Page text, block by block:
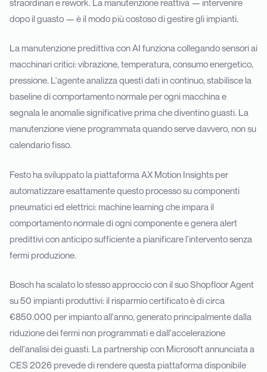
straordinari e rework. La manutenzione reattiva — intervenire
dopo il guasto — è il modo più costoso di gestire gli impianti.
La manutenzione predittiva con AI funziona collegando sensori ai
macchinari critici: vibrazione, temperatura, consumo energetico,
pressione. L'agente analizza questi dati in continuo, stabilisce la
baseline di comportamento normale per ogni macchina e
segnala le anomalie significative prima che diventino guasti. La
manutenzione viene programmata quando serve davvero, non su
calendario fisso.
Festo ha sviluppato la piattaforma AX Motion Insights per
automatizzare esattamente questo processo su componenti
pneumatici ed elettrici: machine learning che impara il
comportamento normale di ogni componente e genera alert
predittivi con anticipo sufficiente a pianificare l'intervento senza
fermi produzione.
Bosch ha scalato lo stesso approccio con il suo Shopfloor Agent
su 50 impianti produttivi: il risparmio certificato è di circa
€850.000 per impianto all'anno, generato principalmente dalla
riduzione dei fermi non programmati e dall'accelerazione
dell'analisi dei guasti. La partnership con Microsoft annunciata a
CES 2026 prevede di rendere questa piattaforma disponibile